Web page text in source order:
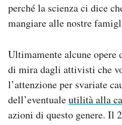
perché la scienza ci dice
mangiare alle nostre
Ultimamente alcune opere
di mira dagli attivisti che
l’attenzione per svariate
dell’eventualeutilità alla
azioni di questo genere. Il